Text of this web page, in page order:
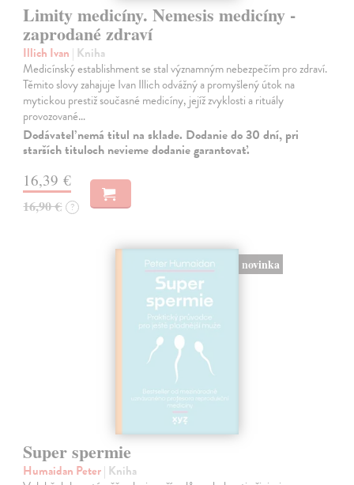
Limity medicíny. Nemesis medicíny -
zaprodané zdraví
Illich Ivan | Kniha
Medicínský establishment se stal významným nebezpečím pro zdraví.
Těmito slovy zahajuje Ivan Illich odvážný a promyšlený útok na
mytickou prestiž současné medicíny, jejíž zvyklosti a rituály
provozované…
Dodávateľ nemá titul na sklade. Dodanie do 30 dní, pri
starších tituloch nevieme dodanie garantovať.
16,39 €
16,90 € ?
novinka
Super spermie
Humaidan Peter| Kniha